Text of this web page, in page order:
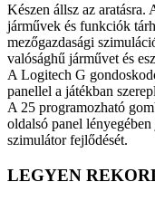
Készen állsz az
járművek és funkciók
mezőgazdasági
valósághű járművet és
A Logitech G
panellel a játékban
A 25 programozható
oldalsó panel
szimulátor fejlődését.
LEGYEN